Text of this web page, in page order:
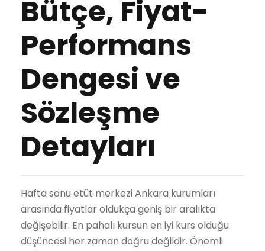
Bütçe, Fiyat-
Performans
Dengesi ve
Sözleşme
Detayları
Hafta sonu etüt merkezi Ankara kurumları
arasında fiyatlar oldukça geniş bir aralıkta
değişebilir. En pahalı kursun en iyi kurs olduğu
düşüncesi her zaman doğru değildir. Önemli